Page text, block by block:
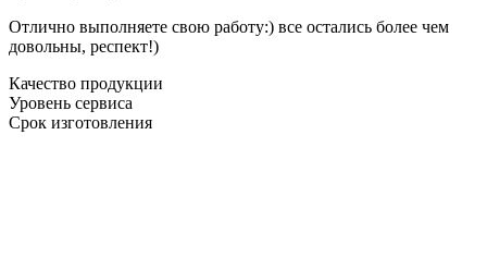
Отлично выполняете свою работу:) все остались более чем
довольны, респект!)
Качество продукции
Уровень сервиса
Срок изготовления